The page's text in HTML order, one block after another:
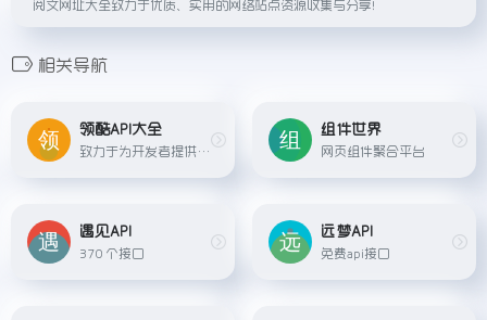
阅文网址大全致力于优质、实用的网络站点资源收集与分享！
相关导航
领酷API大全
致力于为开发者提供便捷、免费、稳定、快速的免费API数据接口服务。
组件世界
网页组件聚合平台
遇见API
370 个接口
远梦API
免费api接口